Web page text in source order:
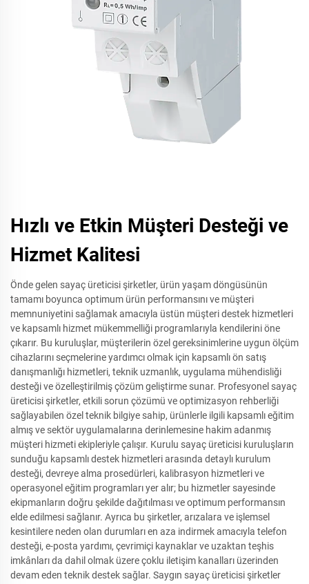
Hızlı ve Etkin Müşteri Desteği ve
Hizmet Kalitesi
Önde gelen sayaç üreticisi şirketler, ürün yaşam döngüsünün
tamamı boyunca optimum ürün performansını ve müşteri
memnuniyetini sağlamak amacıyla üstün müşteri destek hizmetleri
ve kapsamlı hizmet mükemmelliği programlarıyla kendilerini öne
çıkarır. Bu kuruluşlar, müşterilerin özel gereksinimlerine uygun ölçüm
cihazlarını seçmelerine yardımcı olmak için kapsamlı ön satış
danışmanlığı hizmetleri, teknik uzmanlık, uygulama mühendisliği
desteği ve özelleştirilmiş çözüm geliştirme sunar. Profesyonel sayaç
üreticisi şirketler, etkili sorun çözümü ve optimizasyon rehberliği
sağlayabilen özel teknik bilgiye sahip, ürünlerle ilgili kapsamlı eğitim
almış ve sektör uygulamalarına derinlemesine hakim adanmış
müşteri hizmeti ekipleriyle çalışır. Kurulu sayaç üreticisi kuruluşların
sunduğu kapsamlı destek hizmetleri arasında detaylı kurulum
desteği, devreye alma prosedürleri, kalibrasyon hizmetleri ve
operasyonel eğitim programları yer alır; bu hizmetler sayesinde
ekipmanların doğru şekilde dağıtılması ve optimum performansın
elde edilmesi sağlanır. Ayrıca bu şirketler, arızalara ve işlemsel
kesintilere neden olan durumları en aza indirmek amacıyla telefon
desteği, e-posta yardımı, çevrimiçi kaynaklar ve uzaktan teşhis
imkânları da dahil olmak üzere çoklu iletişim kanalları üzerinden
devam eden teknik destek sağlar. Saygın sayaç üreticisi şirketler